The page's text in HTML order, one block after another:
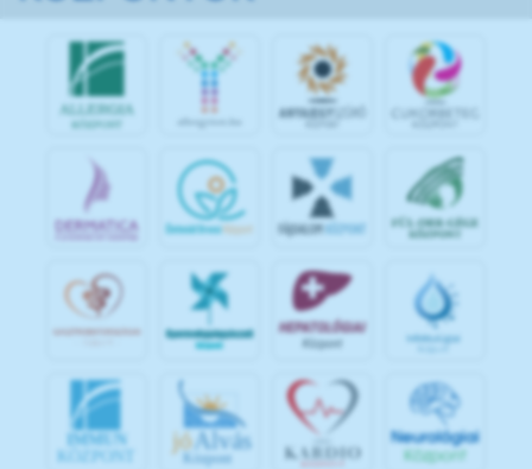
IMMUN
KÖZPONT
jó Alvás
Központ